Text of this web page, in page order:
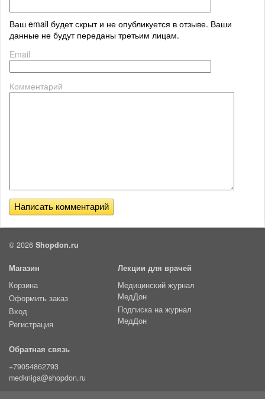
Ваш email будет скрыт и не опубликуется в отзыве. Ваши
данные не будут переданы третьим лицам.
Email
Комментарий
© 2026 Shopdon.ru
Магазин
Корзина
Оформить заказ
Вход
Регистрация
Лекции для врачей
Медицинский журнал
МедДон
Подписка на журнал
МедДон
Обратная связь
+79054862793
medkniga@shopdon.ru